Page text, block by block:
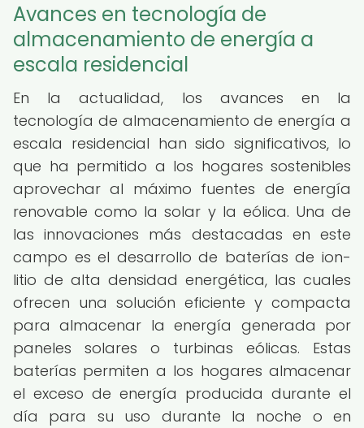
Avances en tecnología de
almacenamiento de energía a
escala residencial
En la actualidad, los avances en la
tecnología de almacenamiento de energía a
escala residencial han sido significativos, lo
que ha permitido a los hogares sostenibles
aprovechar al máximo fuentes de energía
renovable como la solar y la eólica. Una de
las innovaciones más destacadas en este
campo es el desarrollo de baterías de ion-
litio de alta densidad energética, las cuales
ofrecen una solución eficiente y compacta
para almacenar la energía generada por
paneles solares o turbinas eólicas. Estas
baterías permiten a los hogares almacenar
el exceso de energía producida durante el
día para su uso durante la noche o en